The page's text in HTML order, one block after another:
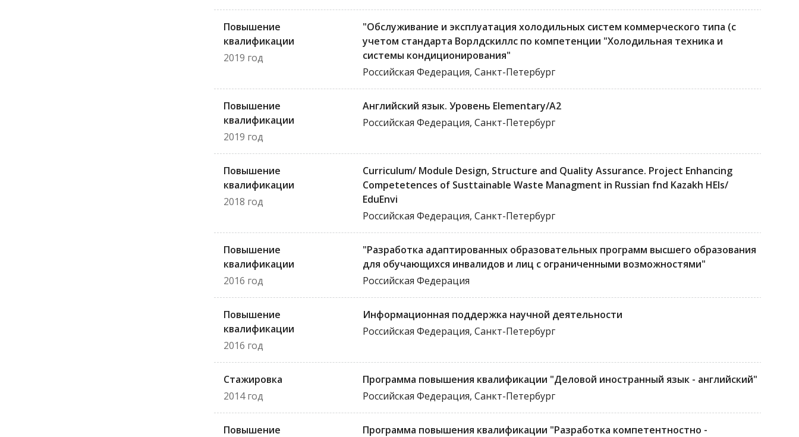
Повышение
квалификации
2019 год
"Обслуживание и эксплуатация холодильных систем коммерческого типа (с
учетом стандарта Ворлдскиллс по компетенции "Холодильная техника и
системы кондиционирования"
Российская Федерация, Санкт-Петербург
Повышение
квалификации
2019 год
Английский язык. Уровень Elementary/A2
Российская Федерация, Санкт-Петербург
Повышение
квалификации
2018 год
Curriculum/ Module Design, Structure and Quality Assurance. Project Enhancing
Competetences of Susttainable Waste Managment in Russian fnd Kazakh HEls/
EduEnvi
Российская Федерация, Санкт-Петербург
Повышение
квалификации
2016 год
"Разработка адаптированных образовательных программ высшего образования
для обучающихся инвалидов и лиц с ограниченными возможностями"
Российская Федерация
Повышение
квалификации
2016 год
Информационная поддержка научной деятельности
Российская Федерация, Санкт-Петербург
Стажировка
2014 год
Программа повышения квалификации "Деловой иностранный язык - английский"
Российская Федерация, Санкт-Петербург
Повышение
Программа повышения квалификации "Разработка компетентностно -